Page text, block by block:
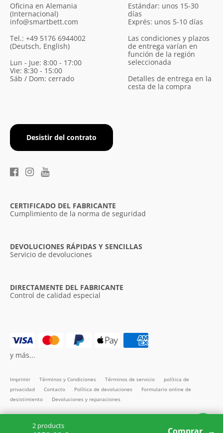
2 products
Oficina en Alemania
(Internacional)
info@smartbett.com
Tel.: +49 5176 6944002
(Deutsch, English)
Lun - Jue: 8:00 - 17:00
Vie: 8:30 - 15:00
Sáb / Dom: cerrado
Desistir del contrato
Estándar: unos 15-30
días
Exprés: unos 5-10 días
Las condiciones y plazos
de entrega varían en
función de la región
seleccionada
Detalles de entrega en la
cesta de la compra
CERTIFICADO DEL FABRICANTE
Cumplimiento de la norma de seguridad
DEVOLUCIONES RÁPIDAS Y SENCILLAS
Servicio de devoluciones
DIRECTAMENTE DEL FABRICANTE
Control de calidad especial
Imprimir Términos y Condiciones Términos de servicio
política de
privacidad
Contacto Política de devoluciones
Formulario online de
desistimiento
Devoluciones y reparaciones
Todos los precios incl. IVA
Copyright SMARTBett GmbH © 2026
y más...